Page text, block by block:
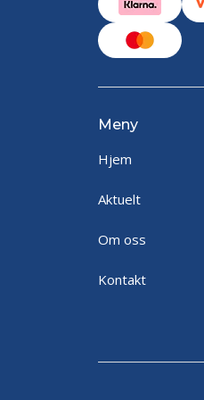
Meny
Hjem
Aktuelt
Om oss
Kontakt